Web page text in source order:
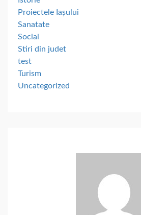
Proiectele Iașului
Sanatate
Social
Stiri din judet
test
Turism
Uncategorized